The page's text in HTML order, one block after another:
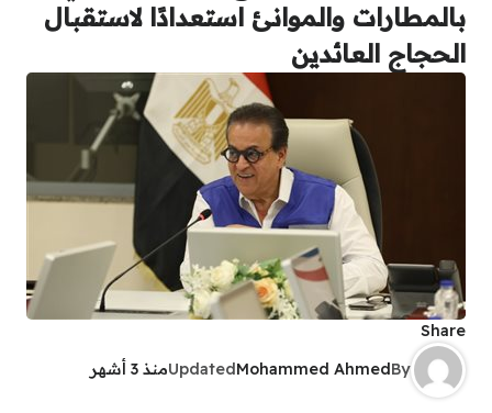
بالمطارات والموانئ استعدادًا لاستقبال
الحجاج العائدين
Share
By
Mohammed Ahmed
Updatedمنذ 3 أشهر